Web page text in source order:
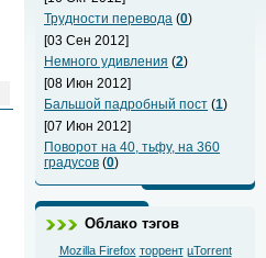
Трудности перевода (0)
[03 Сен 2012]
Немного удивления (2)
[08 Июн 2012]
Бальшой падробный пост (1)
[07 Июн 2012]
Поворот на 40, тьфу, на 360
градусов (0)
Облако тэгов
Mozilla Firefox торрент µTorrent